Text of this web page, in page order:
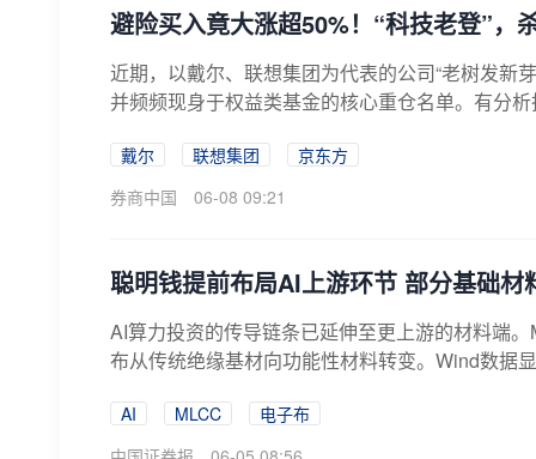
避险买入竟大涨超50%！“科技老登”，
近期，以戴尔、联想集团为代表的公司“老树发新
并频频现身于权益类基金的核心重仓名单。有分
戴尔 联想集团
京东方
券商中国
06-08 09:21
聪明钱提前布局AI上游环节 部分基础材
AI算力投资的传导链条已延伸至更上游的材料端
布从传统绝缘基材向功能性材料转变。Wind数据
AI MLCC
电子布